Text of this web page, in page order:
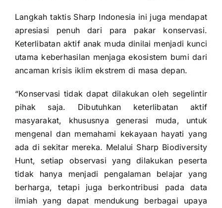
Langkah taktis Sharp Indonesia ini juga mendapat
apresiasi penuh dari para pakar konservasi.
Keterlibatan aktif anak muda dinilai menjadi kunci
utama keberhasilan menjaga ekosistem bumi dari
ancaman krisis iklim ekstrem di masa depan.
“Konservasi tidak dapat dilakukan oleh segelintir
pihak saja. Dibutuhkan keterlibatan aktif
masyarakat, khususnya generasi muda, untuk
mengenal dan memahami kekayaan hayati yang
ada di sekitar mereka. Melalui Sharp Biodiversity
Hunt, setiap observasi yang dilakukan peserta
tidak hanya menjadi pengalaman belajar yang
berharga, tetapi juga berkontribusi pada data
ilmiah yang dapat mendukung berbagai upaya